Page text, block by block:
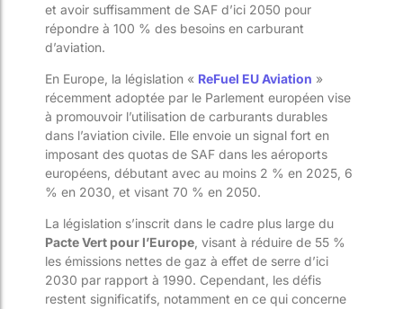
et avoir suffisamment de SAF d’ici 2050 pour
répondre à 100 % des besoins en carburant
d’aviation​​.
En Europe, la législation « ReFuel EU Aviation »
récemment adoptée par le Parlement européen vise
à promouvoir l’utilisation de carburants durables
dans l’aviation civile. Elle envoie un signal fort en
imposant des quotas de SAF dans les aéroports
européens, débutant avec au moins 2 % en 2025, 6
% en 2030, et visant 70 % en 2050.
La législation s’inscrit dans le cadre plus large du
Pacte Vert pour l’Europe , visant à réduire de 55 %
les émissions nettes de gaz à effet de serre d’ici
2030 par rapport à 1990. Cependant, les défis
restent significatifs, notamment en ce qui concerne